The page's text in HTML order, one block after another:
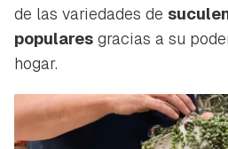
de las variedades de
populares gracias a su
hogar.